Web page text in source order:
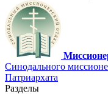
Синодального
Патриархата
Разделы